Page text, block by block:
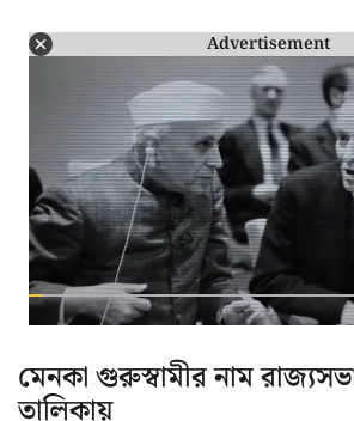
Advertisement
মেনকা গুরুস্বামীর নাম
তালিকায়